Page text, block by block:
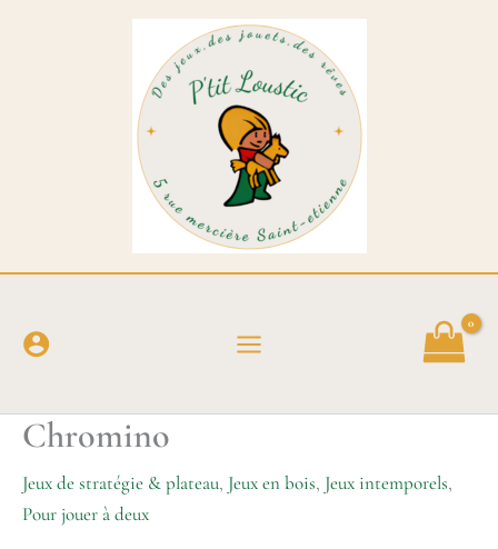
Chromino
Jeux de stratégie & plateau, Jeux en bois, Jeux intemporels,
Pour jouer à deux